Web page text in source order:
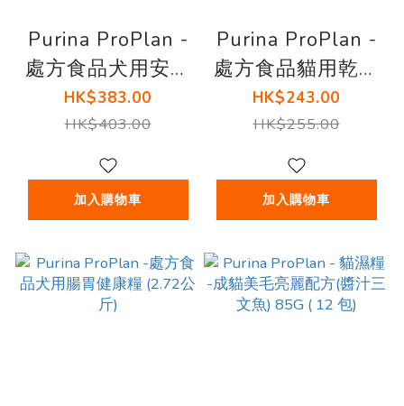
Purina ProPlan -
處方食品犬用安神
益生菌補充劑 (每
盒30小包)
HK$383.00
HK$403.00
加入購物車
Purina ProPlan -
處方食品貓用乾糧
(腎臟健康初期護
理配方) (3.15磅)
HK$243.00
HK$255.00
加入購物車